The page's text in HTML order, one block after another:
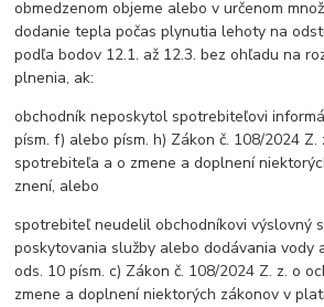
obmedzenom objeme alebo v určenom
dodanie tepla počas plynutia lehoty na
podľa bodov 12.1. až 12.3. bez ohľadu na
plnenia, ak:
obchodník neposkytol spotrebiteľovi
písm. f) alebo písm. h) Zákon č. 108/2024 Z.
spotrebiteľa a o zmene a doplnení
znení, alebo
spotrebiteľ neudelil obchodníkovi výslovný
poskytovania služby alebo dodávania vody
ods. 10 písm. c) Zákon č. 108/2024 Z. z. o
zmene a doplnení niektorých zákonov v